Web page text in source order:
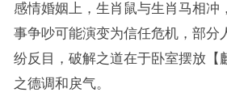
感情婚姻上，生肖鼠与生肖马相冲
事争吵可能演变为信任危机，部分
纷反目，破解之道在于卧室摆放【
之德调和戾气。